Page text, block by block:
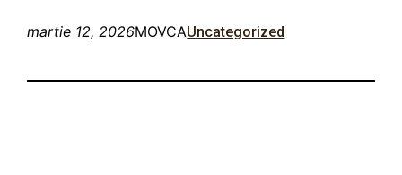
martie 12, 2026MOVCAUncategorized